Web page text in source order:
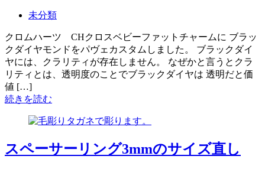
未分類
クロムハーツ CHクロスベビーファットチャームに ブラッ
クダイヤモンドをパヴェカスタムしました。 ブラックダイ
ヤには、クラリティが存在しません。 なぜかと言うとクラ
リティとは、透明度のことでブラックダイヤは 透明だと価
値 […]
続きを読む
スペーサーリング3mmのサイズ直し